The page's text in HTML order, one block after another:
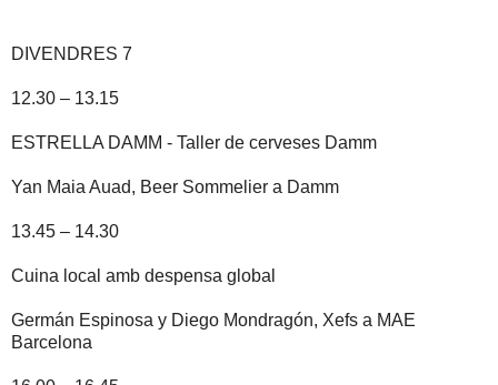
DIVENDRES 7
12.30 – 13.15
ESTRELLA DAMM - Taller de cerveses Damm
Yan Maia Auad, Beer Sommelier a Damm
13.45 – 14.30
Cuina local amb despensa global
Germán Espinosa y Diego Mondragón, Xefs a MAE
Barcelona